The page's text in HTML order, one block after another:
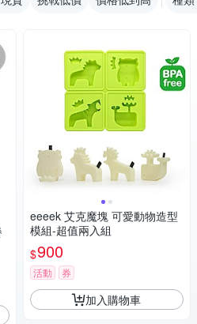
eeeek 艾克魔塊 可愛動物造型
模組-超值兩入組
$900
活動 券
加入購物車